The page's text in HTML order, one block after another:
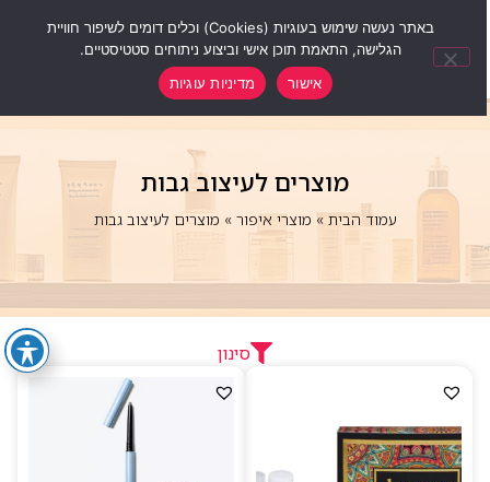
מוצרים לעיצוב גבות
עמוד הבית» מוצרי איפור» מוצרים לעיצוב גבות
סינון
באתר נעשה שימוש בעוגיות (Cookies) וכלים דומים לשיפור חוויית
הגלישה, התאמת תוכן אישי וביצוע ניתוחים סטטיסטיים.
אישור
מדיניות עוגיות